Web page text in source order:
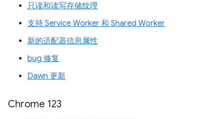
只读和读写存储纹理
支持 Service Worker 和 Shared Worker
新的适配器信息属性
bug 修复
Dawn 更新
Chrome 123